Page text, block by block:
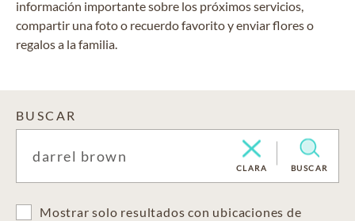
información importante sobre los próximos servicios,
compartir una foto o recuerdo favorito y enviar flores o
regalos a la familia.
BUSCAR
CLARA BUSCAR
Mostrar solo resultados con ubicaciones de